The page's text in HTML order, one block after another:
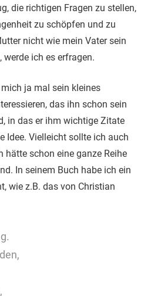
die richtigen Fragen zu stellen,
zu schöpfen und zu
nicht wie mein Vater sein
ich es erfragen.
ja mal sein kleines
das ihn schon sein
in das er ihm wichtige Zitate
Idee. Vielleicht sollte ich auch
schon eine ganze Reihe
In seinem Buch habe ich ein
wie z.B. das von Christian